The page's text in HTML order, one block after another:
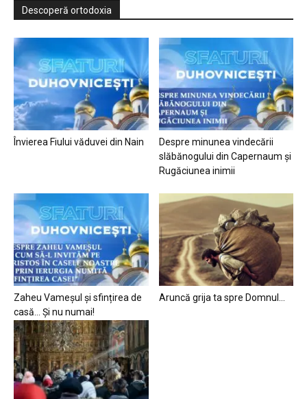
Descoperă ortodoxia
Învierea Fiului văduvei din Nain
Despre minunea vindecării
slăbănogului din Capernaum și
Rugăciunea inimii
Zaheu Vameșul și sfințirea de
casă… Și nu numai!
Aruncă grija ta spre Domnul…